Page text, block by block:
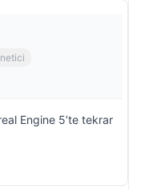
Engine 5’te tekrar